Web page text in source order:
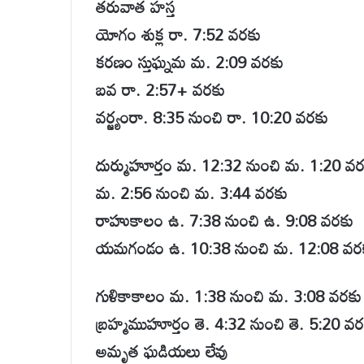
తరువాత హస్త
యోగం శుక్ల రా. 7:52 వరకు
కరణం స్తుఘ్నమ మ. 2:09 వరకు
బవ రా. 2:57+ వరకు
వర్జ్యంరా. 8:35 నుంచి రా. 10:20 వరకు
దుర్ముహూర్తం మ. 12:32 నుంచి మ. 1:20
మ. 2:56 నుంచి మ. 3:44 వరకు
రాహుకాలం ఉ. 7:38 నుంచి ఉ. 9:08 వరకు
యమగండం ఉ. 10:38 నుంచి మ. 12:08
గుళికాకాలం మ. 1:38 నుంచి మ. 3:08 వరకు
బ్రహ్మముహూర్తం తె. 4:32 నుంచి తె. 5:20
అమృత ఘడియలు లేవు